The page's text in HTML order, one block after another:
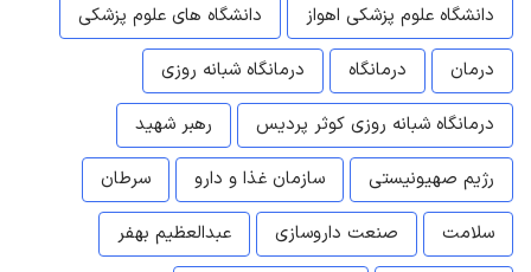
دانشگاه علوم پزشکی اهواز
دانشگاه های علوم پزشکی
درمان
درمانگاه
درمانگاه شبانه روزی
درمانگاه شبانه روزی کوثر پردیس
رهبر شهید
رژیم صهیونیستی
سازمان غذا و دارو
سرطان
سلامت
صنعت داروسازی
عبدالعظیم بهفر